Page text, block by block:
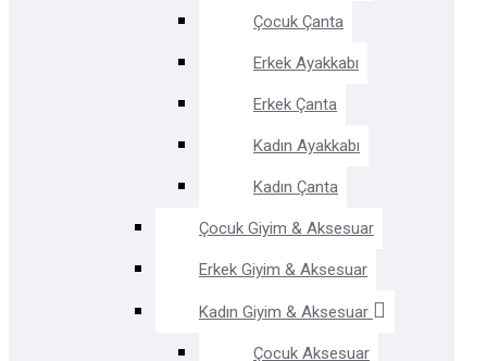
Çocuk Çanta
Erkek Ayakkabı
Erkek Çanta
Kadın Ayakkabı
Kadın Çanta
Çocuk Giyim & Aksesuar
Erkek Giyim & Aksesuar
Kadın Giyim & Aksesuar
Çocuk Aksesuar